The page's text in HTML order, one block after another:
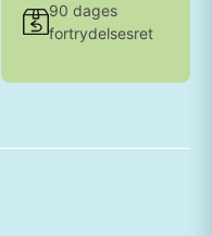
90 dages
fortrydelsesret